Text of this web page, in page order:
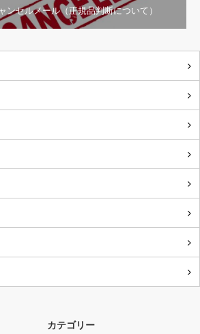
ンセルメール（正規品判断について）
カテゴリー